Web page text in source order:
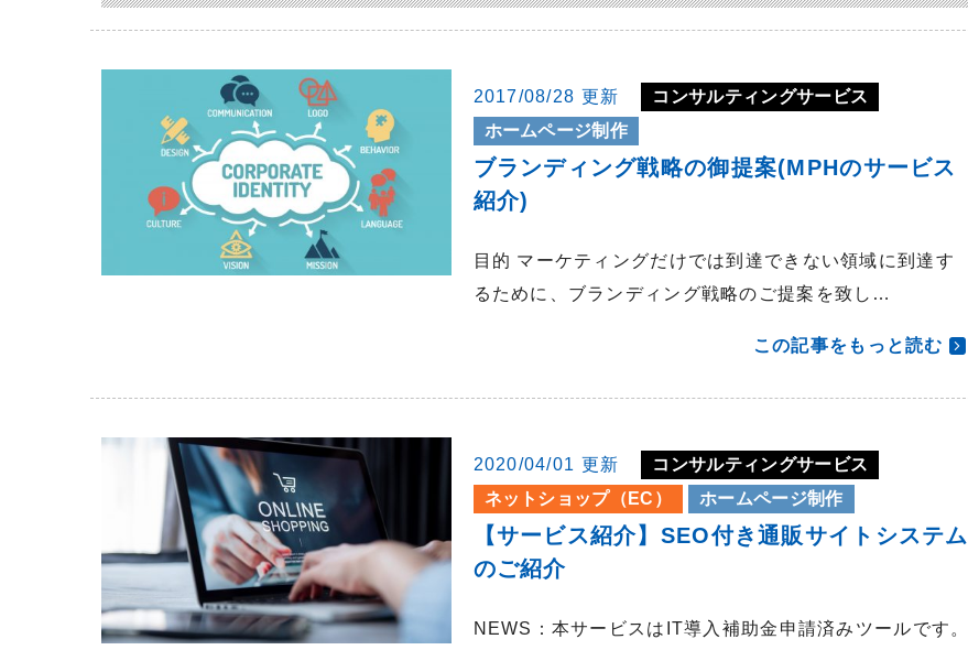
2017/08/28 更新
コンサルティングサービス
ホームページ制作
ブランディング戦略の御提案(MPHのサービス
紹介)
目的 マーケティングだけでは到達できない領域に到達す
るために、ブランディング戦略のご提案を致し…
この記事をもっと読む
2020/04/01 更新
コンサルティングサービス
ネットショップ（EC）
ホームページ制作
【サービス紹介】SEO付き通販サイトシステム
のご紹介
NEWS：本サービスはIT導入補助金申請済みツールです。